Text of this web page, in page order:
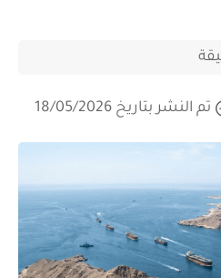
تم النشر بتاريخ 18/05/2026